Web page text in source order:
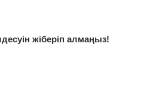
жіберіп алмаңыз!